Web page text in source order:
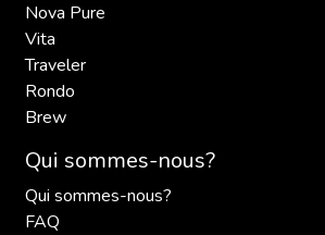
Nova Pure
Vita
Traveler
Rondo
Brew
Qui sommes-nous?
Qui sommes-nous?
FAQ